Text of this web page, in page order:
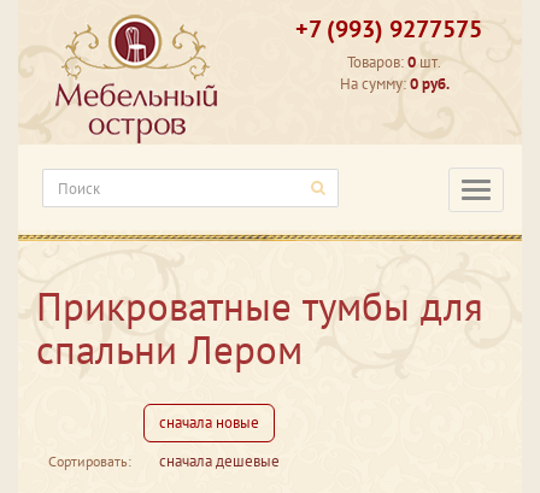
+7 (993) 9277575
Товаров:0 шт.
На сумму:0 руб.
Прикроватные тумбы для
спальни Лером
Сортировать:
сначала новые
сначала дешевые